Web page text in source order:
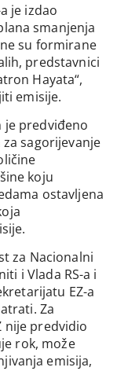
je izdao
smanjenja
su formirane
predstavnici
Hayata“,
emisije.
je predviđeno
sagorijevanje
koju
ostavljena
za Nacionalni
i Vlada RS-a i
EZ-a
Za
nije predvidio
rok, može
emisija,